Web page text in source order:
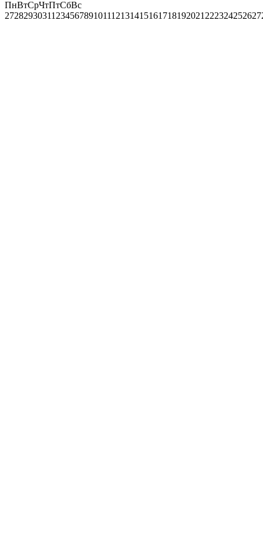
ПнВтСрЧтПтСбВс
27282930311 23456789101112131415161718192021 222324252627